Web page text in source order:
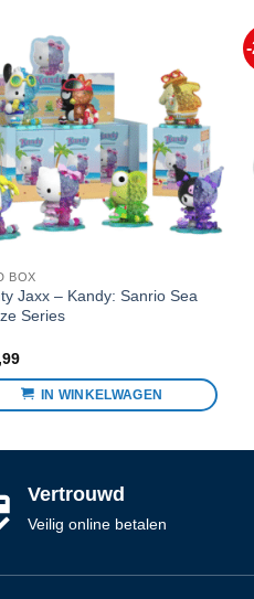
aan
favorieten
BOX
Jaxx – Kandy: Sanrio Sea
Series
IN WINKELWAGEN
Vertrouwd
Veilig online betalen